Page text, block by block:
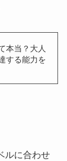
本当？大人
する能力を
ルに合わせ